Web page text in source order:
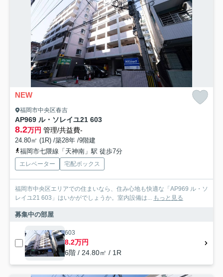
NEW
福岡市中央区春吉
AP969 ル・ソレイユ21 603
8.2万円 管理/共益費-
24.80㎡ (1R) /築28年 /9階建
福岡市七隈線「天神南」駅 徒歩7分
エレベーター 宅配ボックス
福岡市中央区エリアでの住まいなら、住み心地も快適な「AP969 ル・ソ
レイユ21 603」はいかがでしょうか。室内設備は... もっと見る
募集中の部屋
603
8.2万円
6階 / 24.80㎡ / 1R